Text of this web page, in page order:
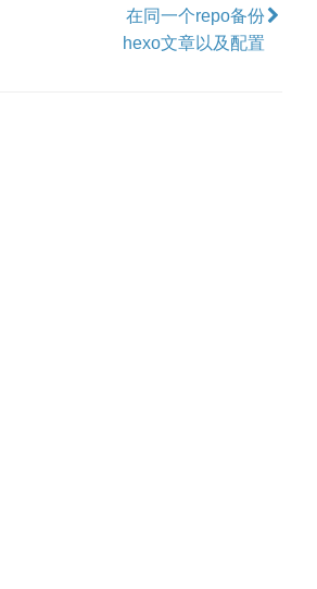
在同一个repo备份
hexo文章以及配置